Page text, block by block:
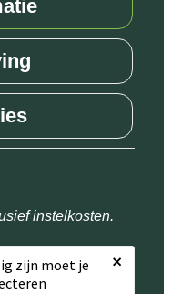
instelkosten.
zijn moet je
×